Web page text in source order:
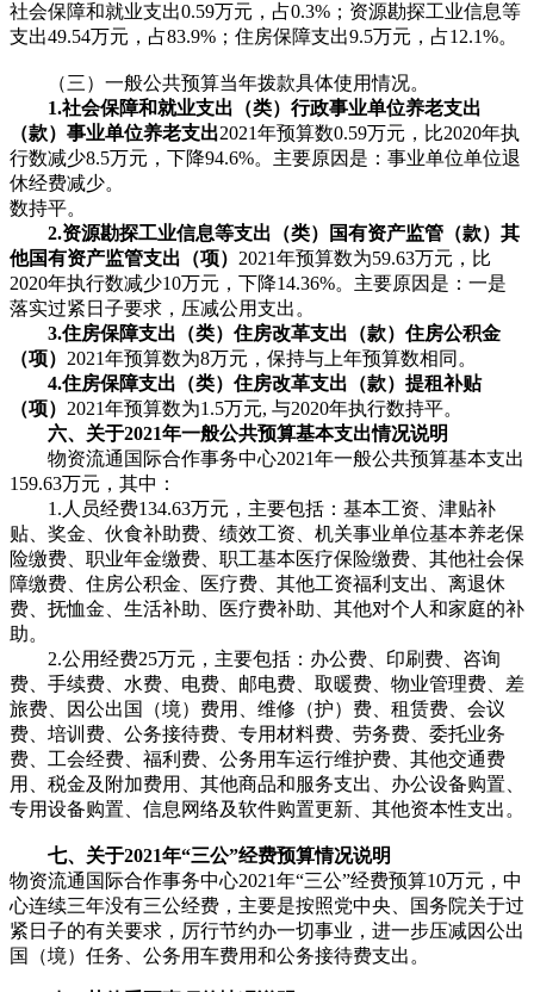
社会保障和就业支出0.59万元，占0.3%；资源勘探工业信息等
支出49.54万元，占83.9%；住房保障支出9.5万元，占12.1%。
（三）一般公共预算当年拨款具体使用情况。
1.社会保障和就业支出（类）行政事业单位养老支出
（款）事业单位养老支出2021年预算数0.59万元，比2020年执
行数减少8.5万元，下降94.6%。主要原因是：事业单位单位退
休经费减少。
数持平。
2.资源勘探工业信息等支出（类）国有资产监管（款）其
他国有资产监管支出（项） 2021年预算数为59.63万元，比
2020年执行数减少10万元，下降14.36%。主要原因是：一是
落实过紧日子要求，压减公用支出。
3.住房保障支出（类）住房改革支出（款）住房公积金
（项） 2021年预算数为8万元，保持与上年预算数相同。
4.住房保障支出（类）住房改革支出（款）提租补贴
（项） 2021年预算数为1.5万元, 与2020年执行数持平。
六、关于2021年一般公共预算基本支出情况说明
物资流通国际合作事务中心2021年一般公共预算基本支出
159.63万元，其中：
1.人员经费134.63万元，主要包括：基本工资、津贴补
贴、奖金、伙食补助费、绩效工资、机关事业单位基本养老保
险缴费、职业年金缴费、职工基本医疗保险缴费、其他社会保
障缴费、住房公积金、医疗费、其他工资福利支出、离退休
费、抚恤金、生活补助、医疗费补助、其他对个人和家庭的补
助。
2.公用经费25万元，主要包括：办公费、印刷费、咨询
费、手续费、水费、电费、邮电费、取暖费、物业管理费、差
旅费、因公出国（境）费用、维修（护）费、租赁费、会议
费、培训费、公务接待费、专用材料费、劳务费、委托业务
费、工会经费、福利费、公务用车运行维护费、其他交通费
用、税金及附加费用、其他商品和服务支出、办公设备购置、
专用设备购置、信息网络及软件购置更新、其他资本性支出。
七、关于2021年“三公”经费预算情况说明
物资流通国际合作事务中心2021年“三公”经费预算10万元，中
心连续三年没有三公经费，主要是按照党中央、国务院关于过
紧日子的有关要求，厉行节约办一切事业，进一步压减因公出
国（境）任务、公务用车费用和公务接待费支出。